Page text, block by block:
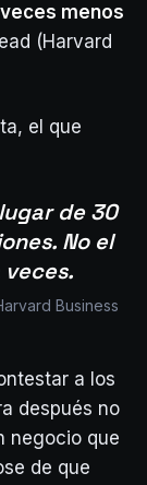
menos
(Harvard
el que
de 30
No el
Business
a los
después no
negocio que
de que